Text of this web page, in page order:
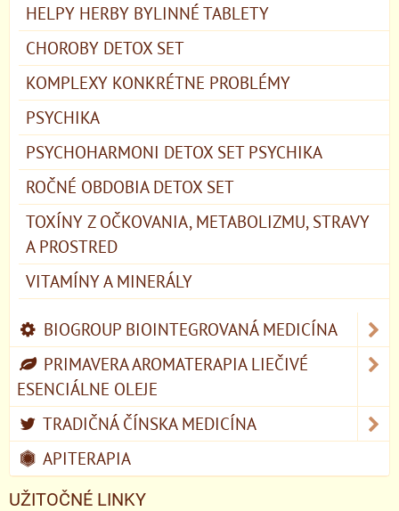
HELPY HERBY BYLINNÉ TABLETY
CHOROBY DETOX SET
KOMPLEXY KONKRÉTNE PROBLÉMY
PSYCHIKA
PSYCHOHARMONI DETOX SET PSYCHIKA
ROČNÉ OBDOBIA DETOX SET
TOXÍNY Z OČKOVANIA, METABOLIZMU, STRAVY
A PROSTRED
VITAMÍNY A MINERÁLY
BIOGROUP BIOINTEGROVANÁ MEDICÍNA
PRIMAVERA AROMATERAPIA LIEČIVÉ
ESENCIÁLNE OLEJE
TRADIČNÁ ČÍNSKA MEDICÍNA
APITERAPIA
UŽITOČNÉ LINKY